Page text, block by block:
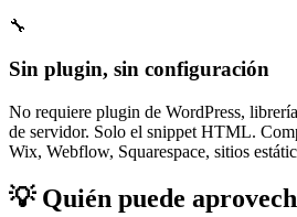
🔧
Sin plugin, sin configuración
No requiere plugin de WordPress,
de servidor. Solo el snippet HTML.
Wix, Webflow, Squarespace, sitios
💡Quién puede